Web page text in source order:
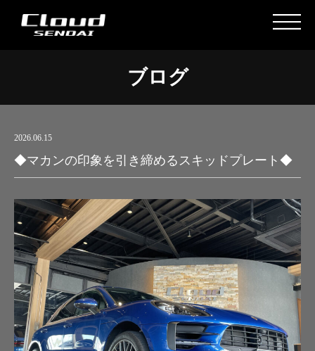
ブログ
2026.06.15
◆マカンの印象を引き締めるスキッドプレート◆